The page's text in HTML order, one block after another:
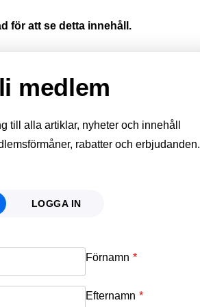
för att se detta innehåll.
medlem
till alla artiklar, nyheter och innehåll
rabatter och erbjudanden.
LOGGA IN
Förnamn *
Efternamn *
Email
Password